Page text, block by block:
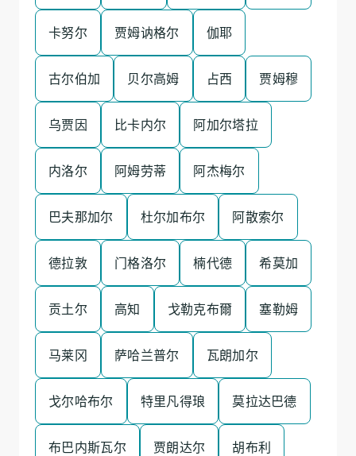
卡努尔 贾姆讷格尔 伽耶
古尔伯加 贝尔高姆 占西 贾姆穆
乌贾因 比卡内尔 阿加尔塔拉
内洛尔 阿姆劳蒂 阿杰梅尔
巴夫那加尔 杜尔加布尔 阿散索尔
德拉敦 门格洛尔 楠代德 希莫加
贡土尔 高知 戈勒克布爾 塞勒姆
马莱冈 萨哈兰普尔 瓦朗加尔
戈尔哈布尔 特里凡得琅 莫拉达巴德
布巴内斯瓦尔 贾朗达尔 胡布利